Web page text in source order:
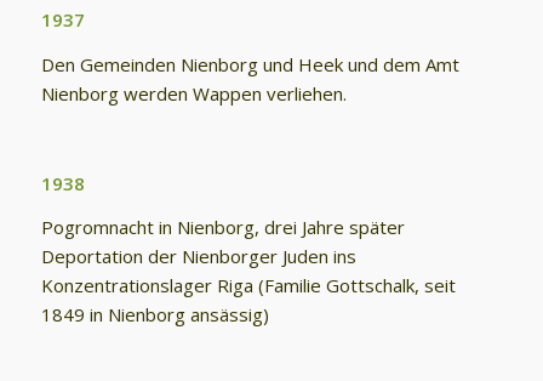
1937
Den Gemeinden Nienborg und Heek und dem Amt
Nienborg werden Wappen verliehen.
1938
Pogromnacht in Nienborg, drei Jahre später
Deportation der Nienborger Juden ins
Konzentrationslager Riga (Familie Gottschalk, seit
1849 in Nienborg ansässig)